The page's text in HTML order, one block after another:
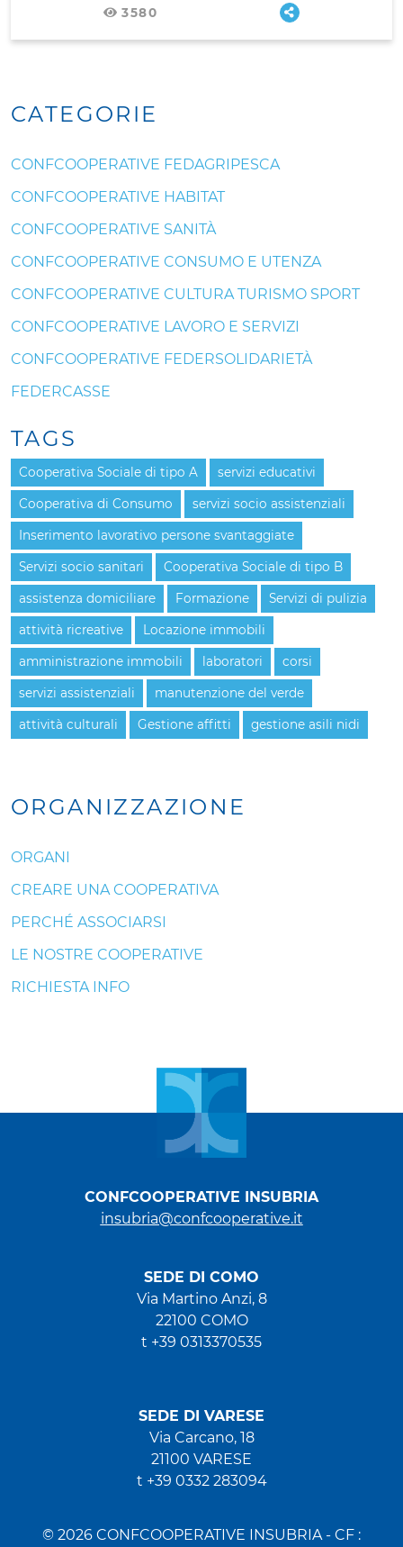
3580
ORGANIZZAZIONE
ORGANI
CREARE UNA COOPERATIVA
PERCHÉ ASSOCIARSI
LE NOSTRE COOPERATIVE
RICHIESTA INFO
CATEGORIE
CONFCOOPERATIVE FEDAGRIPESCA
CONFCOOPERATIVE HABITAT
CONFCOOPERATIVE SANITÀ
CONFCOOPERATIVE CONSUMO E UTENZA
CONFCOOPERATIVE CULTURA TURISMO SPORT
CONFCOOPERATIVE LAVORO E SERVIZI
CONFCOOPERATIVE FEDERSOLIDARIETÀ
FEDERCASSE
TAGS
Cooperativa Sociale di tipo A servizi educativi
Cooperativa di Consumo servizi socio assistenziali
Inserimento lavorativo persone svantaggiate
Servizi socio sanitari Cooperativa Sociale di tipo B
assistenza domiciliare Formazione Servizi di pulizia
attività ricreative Locazione immobili
amministrazione immobili laboratori corsi
servizi assistenziali manutenzione del verde
attività culturali Gestione affitti gestione asili nidi
CONFCOOPERATIVE INSUBRIA
insubria@confcooperative.it
SEDE DI COMO
Via Martino Anzi, 8
22100 COMO
t +39 0313370535
SEDE DI VARESE
Via Carcano, 18
21100 VARESE
t +39 0332 283094
© 2026 CONFCOOPERATIVE INSUBRIA - CF :